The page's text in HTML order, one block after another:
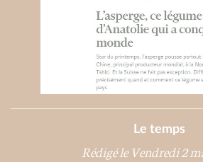
Le temps
Rédigé le Vendredi 2